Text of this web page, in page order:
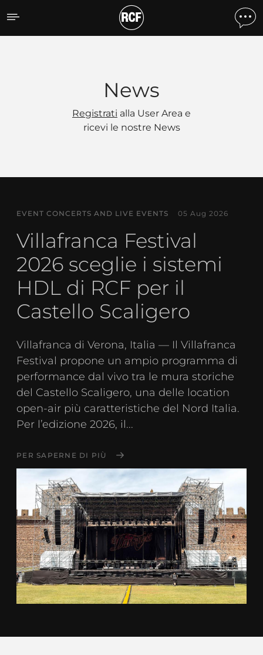
News
News
Registrati alla User Area e
ricevi le nostre News
EVENT CONCERTS AND LIVE EVENTS 05 Aug 2026
Villafranca Festival
2026 sceglie i sistemi
HDL di RCF per il
Castello Scaligero
Villafranca di Verona, Italia — Il Villafranca
Festival propone un ampio programma di
performance dal vivo tra le mura storiche
del Castello Scaligero, una delle location
open-air più caratteristiche del Nord Italia.
Per l’edizione 2026, il...
PER SAPERNE DI PIÙ